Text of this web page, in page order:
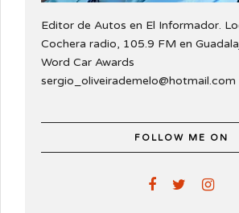
Editor de Autos en El Informador.
Cochera radio, 105.9 FM en
Word Car Awards
sergio_oliveirademelo@hotmail.com
FOLLOW ME ON